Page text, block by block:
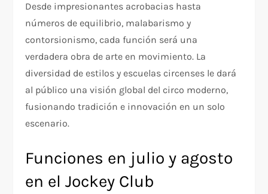
Desde impresionantes acrobacias hasta
números de equilibrio, malabarismo y
contorsionismo, cada función será una
verdadera obra de arte en movimiento. La
diversidad de estilos y escuelas circenses le dará
al público una visión global del circo moderno,
fusionando tradición e innovación en un solo
escenario.
Funciones en julio y agosto
en el Jockey Club